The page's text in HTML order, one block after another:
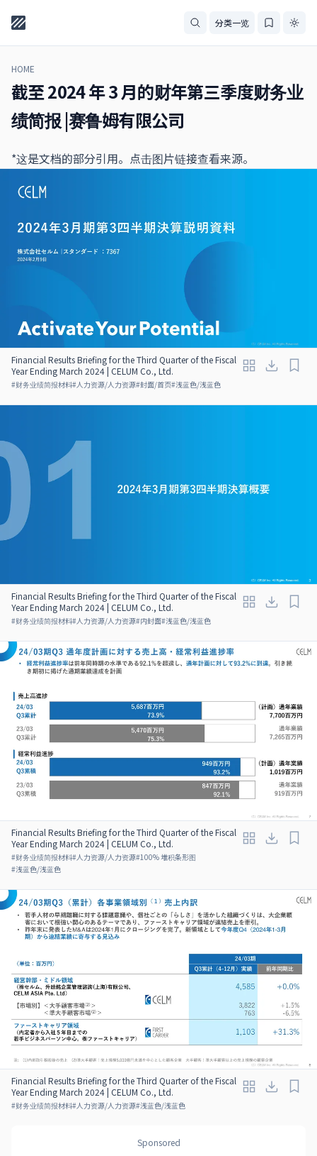
分类一览
HOME
截至 2024 年 3 月的财年第三季度财务业
绩简报 |赛鲁姆有限公司
*这是文档的部分引用。点击图片链接查看来源。
Financial Results Briefing for the Third Quarter of the Fiscal
Year Ending March 2024 | CELUM Co., Ltd.
#财务业绩简报材料#人力资源/人力资源#封面/首页#浅蓝色/浅蓝色
Financial Results Briefing for the Third Quarter of the Fiscal
Year Ending March 2024 | CELUM Co., Ltd.
#财务业绩简报材料#人力资源/人力资源#内封面#浅蓝色/浅蓝色
Financial Results Briefing for the Third Quarter of the Fiscal
Year Ending March 2024 | CELUM Co., Ltd.
#财务业绩简报材料#人力资源/人力资源#100% 堆积条形图
#浅蓝色/浅蓝色
Financial Results Briefing for the Third Quarter of the Fiscal
Year Ending March 2024 | CELUM Co., Ltd.
#财务业绩简报材料#人力资源/人力资源#浅蓝色/浅蓝色
Sponsored